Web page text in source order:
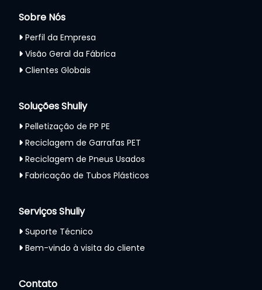
Sobre Nós
Perfil da Empresa
Visão Geral da Fábrica
Clientes Globais
Soluções Shuliy
Pelletização de PP PE
Reciclagem de Garrafas PET
Reciclagem de Pneus Usados
Fabricação de Tubos Plásticos
Serviços Shuliy
Suporte Técnico
Bem-vindo à visita do cliente
Contato